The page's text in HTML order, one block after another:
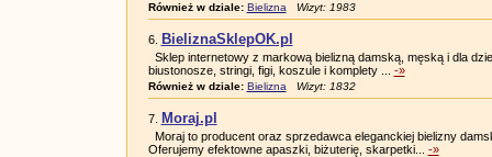
Również w dziale: Bielizna Wizyt: 1983
6. BieliznaSklepOK.pl
Sklep internetowy z markową bielizną damską, męską i dla
biustonosze, stringi, figi, koszule i komplety ... -»
Również w dziale: Bielizna Wizyt: 1832
7. Moraj.pl
Moraj to producent oraz sprzedawca eleganckiej bielizny
Oferujemy efektowne apaszki, biżuterię, skarpetki... -»